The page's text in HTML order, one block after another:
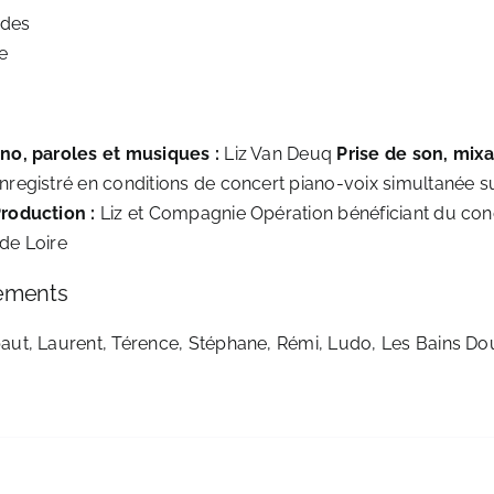
paroles et musiques : Liz Van Deuq Prise de son,
en conditions de concert piano-voix simultanée
: Liz et Compagnie Opération bénéficiant du
Loire
Laurent, Térence, Stéphane, Rémi, Ludo, Les Bains